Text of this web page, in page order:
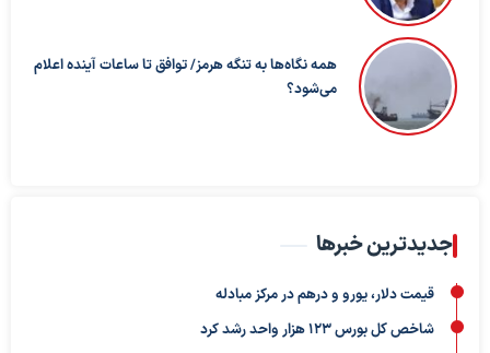
همه نگاه‌ها به تنگه هرمز/ توافق تا ساعات آینده اعلام
می‌شود؟
جدیدترین خبرها
قیمت دلار، یورو و درهم در مرکز مبادله
شاخص کل بورس ۱۲۳ هزار واحد رشد کرد